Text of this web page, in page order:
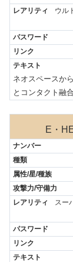
ウル
ネオスペースか
とコンタクト融
E・
スー